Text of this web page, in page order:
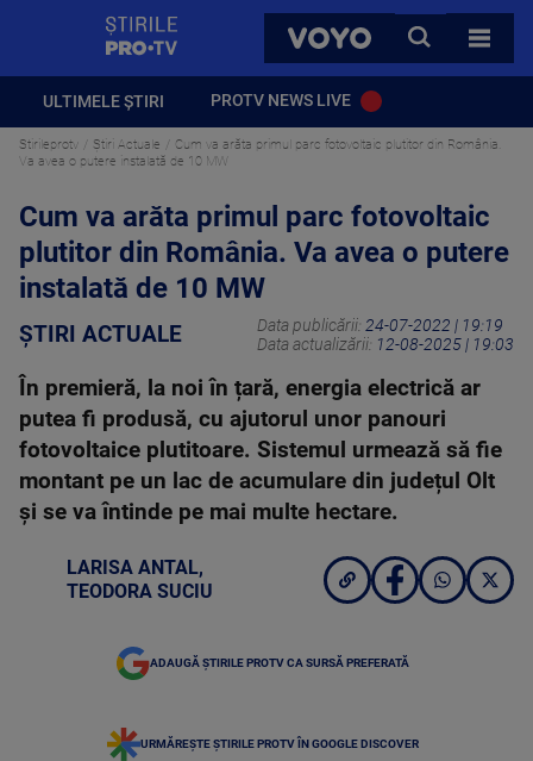
VOYO
CAUTA
TOATE
ULTIMELE ȘTIRI PROTV NEWS LIVE
Stirileprotv Știri Actuale
Cum va arăta primul parc fotovoltaic plutitor din România.
Va avea o putere instalată de 10 MW
Cum va arăta primul parc fotovoltaic
plutitor din România. Va avea o putere
instalată de 10 MW
ȘTIRI ACTUALE Data publicării: 24-07-2022 | 19:19
Data actualizării: 12-08-2025 | 19:03
În premieră, la noi în țară, energia electrică ar
putea fi produsă, cu ajutorul unor panouri
fotovoltaice plutitoare. Sistemul urmează să fie
montant pe un lac de acumulare din județul Olt
și se va întinde pe mai multe hectare.
LARISA ANTAL,
TEODORA SUCIU
ADAUGĂ ȘTIRILE PROTV CA SURSĂ PREFERATĂ
URMĂREȘTE ȘTIRILE PROTV ÎN GOOGLE DISCOVER